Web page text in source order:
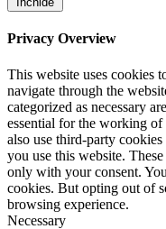
Privacy Overview
This website uses cookies
navigate through the
categorized as necessary
essential for the working
also use third-party
you use this website.
only with your consent.
cookies. But opting out of
browsing experience.
Necessary